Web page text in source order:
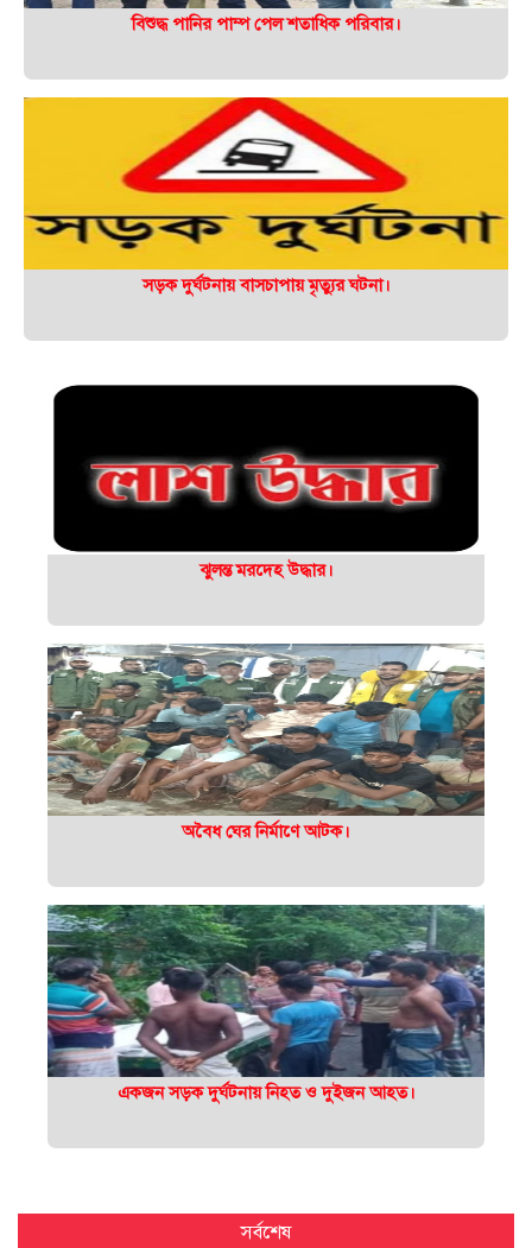
বিশুদ্ধ পানির পাম্প পেল শতাধিক পরিবার।
সড়ক দুর্ঘটনায় বাসচাপায় মৃত্যুর ঘটনা।
ঝুলন্ত মরদেহ উদ্ধার।
অবৈধ ঘের নির্মাণে আটক।
একজন সড়ক দুর্ঘটনায় নিহত ও দুইজন আহত।
সর্বশেষ